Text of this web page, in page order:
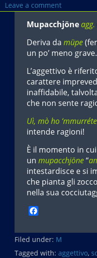
Leave a comment
Mupacchjöneagg.
Deriva da müpe
un po’ meno grave.
L’aggettivo è
carattere
inaffidabile,
che non sente
Uì, mò ho
intende ragioni!
È il momento in cui
un mupacchjöne“
intestardisce e si
che pianta gli
nella sua
c
e
b
Filed under: M
Tagged with: aggettivo,